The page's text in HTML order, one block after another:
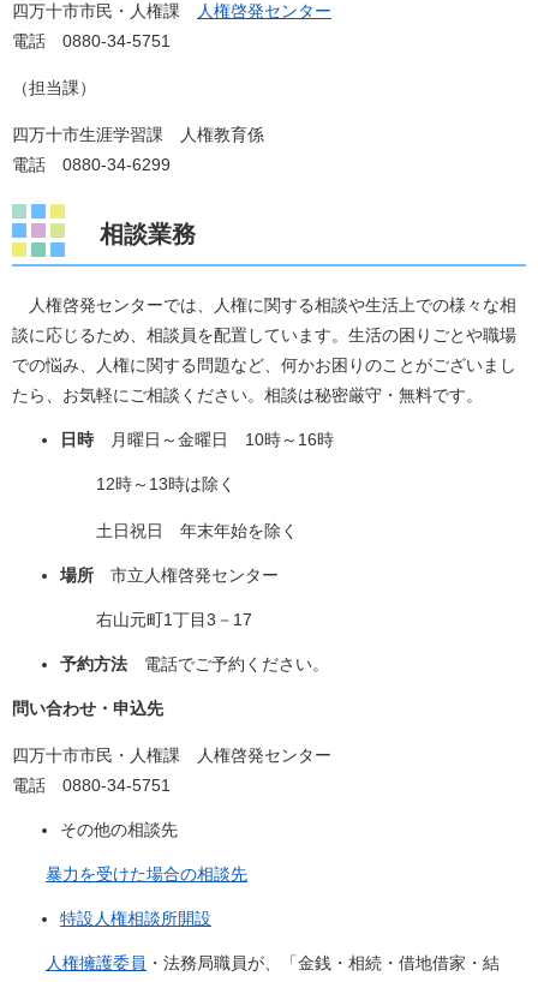
四万十市市民・人権課
人権啓発センター
電話 0880-34-5751
（担当課）
四万十市生涯学習課 人権教育係
電話 0880-34-6299
相談業務
人権啓発センターでは、人権に関する相談や生活上での様々な相
談に応じるため、相談員を配置しています。生活の困りごとや職場
での悩み、人権に関する問題など、何かお困りのことがございまし
たら、お気軽にご相談ください。相談は秘密厳守・無料です。
日時 月曜日～金曜日 10時～16時
12時～13時は除く
土日祝日 年末年始を除く
場所 市立人権啓発センター
右山元町1丁目3－17
予約方法 電話でご予約ください。
問い合わせ・申込先
四万十市市民・人権課 人権啓発センター
電話 0880-34-5751
その他の相談先
暴力を受けた場合の相談先
特設人権相談所開設
人権擁護委員 ・法務局職員が、「金銭・相続・借地借家・結